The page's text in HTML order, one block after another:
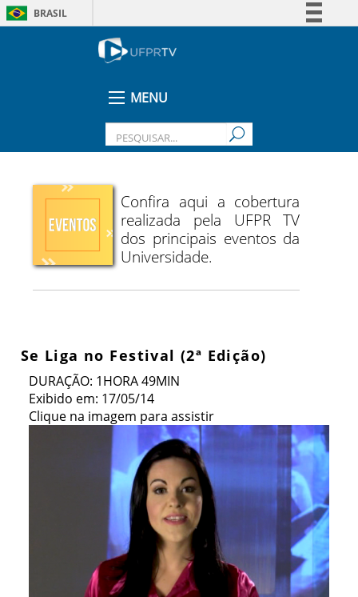
BRASIL
Legislação
MENU
Confira aqui a cobertura
realizada pela UFPR TV
dos principais eventos da
Universidade.
Se Liga no Festival (2ª Edição)
DURAÇÃO: 1HORA 49MIN
Exibido em: 17/05/14
Clique na imagem para assistir